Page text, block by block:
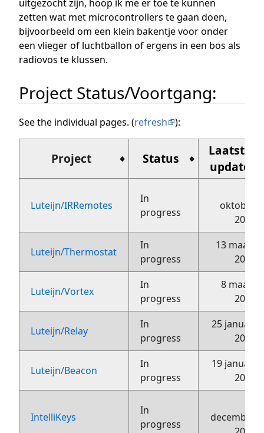
uitgezocht zijn, hoop ik me er toe te kunnen
zetten wat met microcontrollers te gaan doen,
bijvoorbeeld om een klein bakentje voor onder
een vlieger of luchtballon of ergens in een bos als
radiovos te klussen.
Project Status/Voortgang:
See the individual pages. (refresh ):
Project Status
Laatste
update
Luteijn/IRRemotes
In
progress
oktober
2021
Luteijn/Thermostat
In
progress
13 maart
2018
Luteijn/Vortex
In
progress
8 maart
2018
Luteijn/Relay
In
progress
25 januari
2018
Luteijn/Beacon
In
progress
19 januari
2018
IntelliKeys
In
progress
december